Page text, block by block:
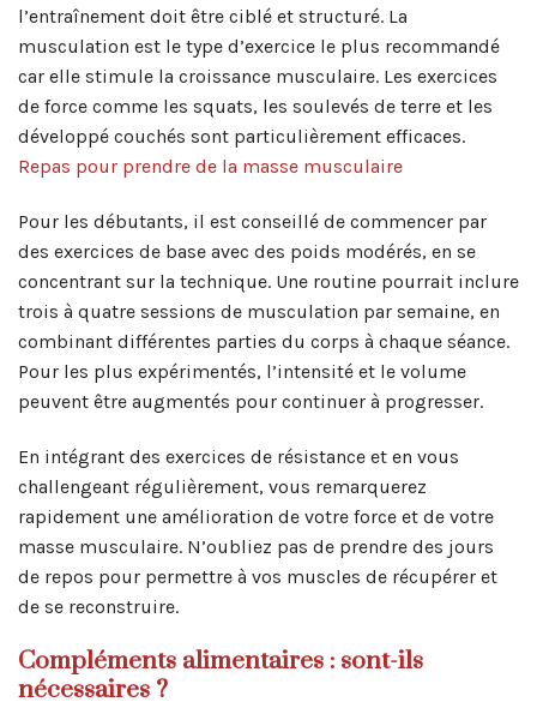
l’entraînement doit être ciblé et structuré. La
musculation est le type d’exercice le plus recommandé
car elle stimule la croissance musculaire. Les exercices
de force comme les squats, les soulevés de terre et les
développé couchés sont particulièrement efficaces.
Repas pour prendre de la masse musculaire
Pour les débutants, il est conseillé de commencer par
des exercices de base avec des poids modérés, en se
concentrant sur la technique. Une routine pourrait inclure
trois à quatre sessions de musculation par semaine, en
combinant différentes parties du corps à chaque séance.
Pour les plus expérimentés, l’intensité et le volume
peuvent être augmentés pour continuer à progresser.
En intégrant des exercices de résistance et en vous
challengeant régulièrement, vous remarquerez
rapidement une amélioration de votre force et de votre
masse musculaire. N’oubliez pas de prendre des jours
de repos pour permettre à vos muscles de récupérer et
de se reconstruire.
Compléments alimentaires : sont-ils
nécessaires ?